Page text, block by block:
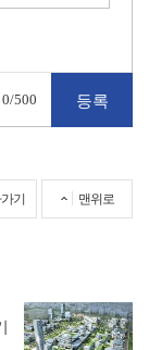
0/500
기 맨위로